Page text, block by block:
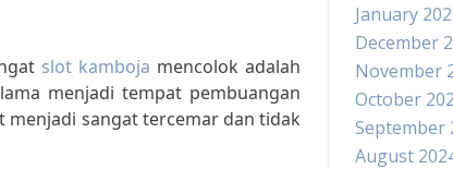
slot kamboja mencolok adalah
menjadi tempat pembuangan
sangat tercemar dan tidak
January
December
November
October
September
August